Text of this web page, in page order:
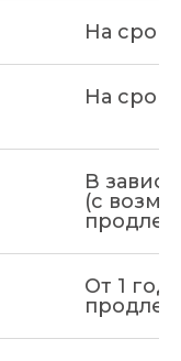
На
На
В
(с
От 1